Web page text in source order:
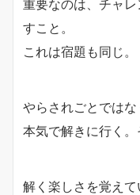
重要なのは、チャ
すこと。
これは宿題も同じ。
やらされごとではな
本気で解きに行く。
解く楽しさを覚えて